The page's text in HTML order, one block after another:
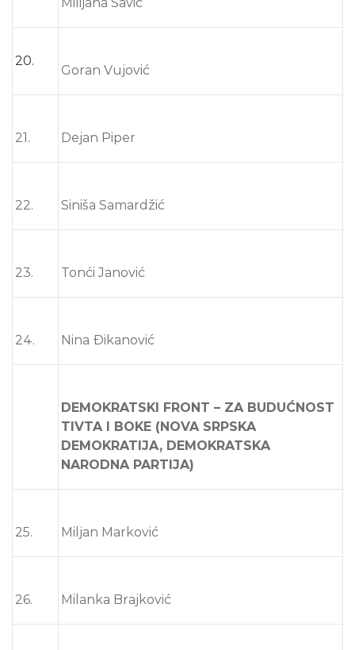
20.
Goran Vujović
21. Dejan Piper
22. Siniša Samardžić
23. Tonći Janović
24. Nina Đikanović
DEMOKRATSKI FRONT – ZA BUDUĆNOST
TIVTA I BOKE (NOVA SRPSKA
DEMOKRATIJA, DEMOKRATSKA
NARODNA PARTIJA)
25. Miljan Marković
26. Milanka Brajković